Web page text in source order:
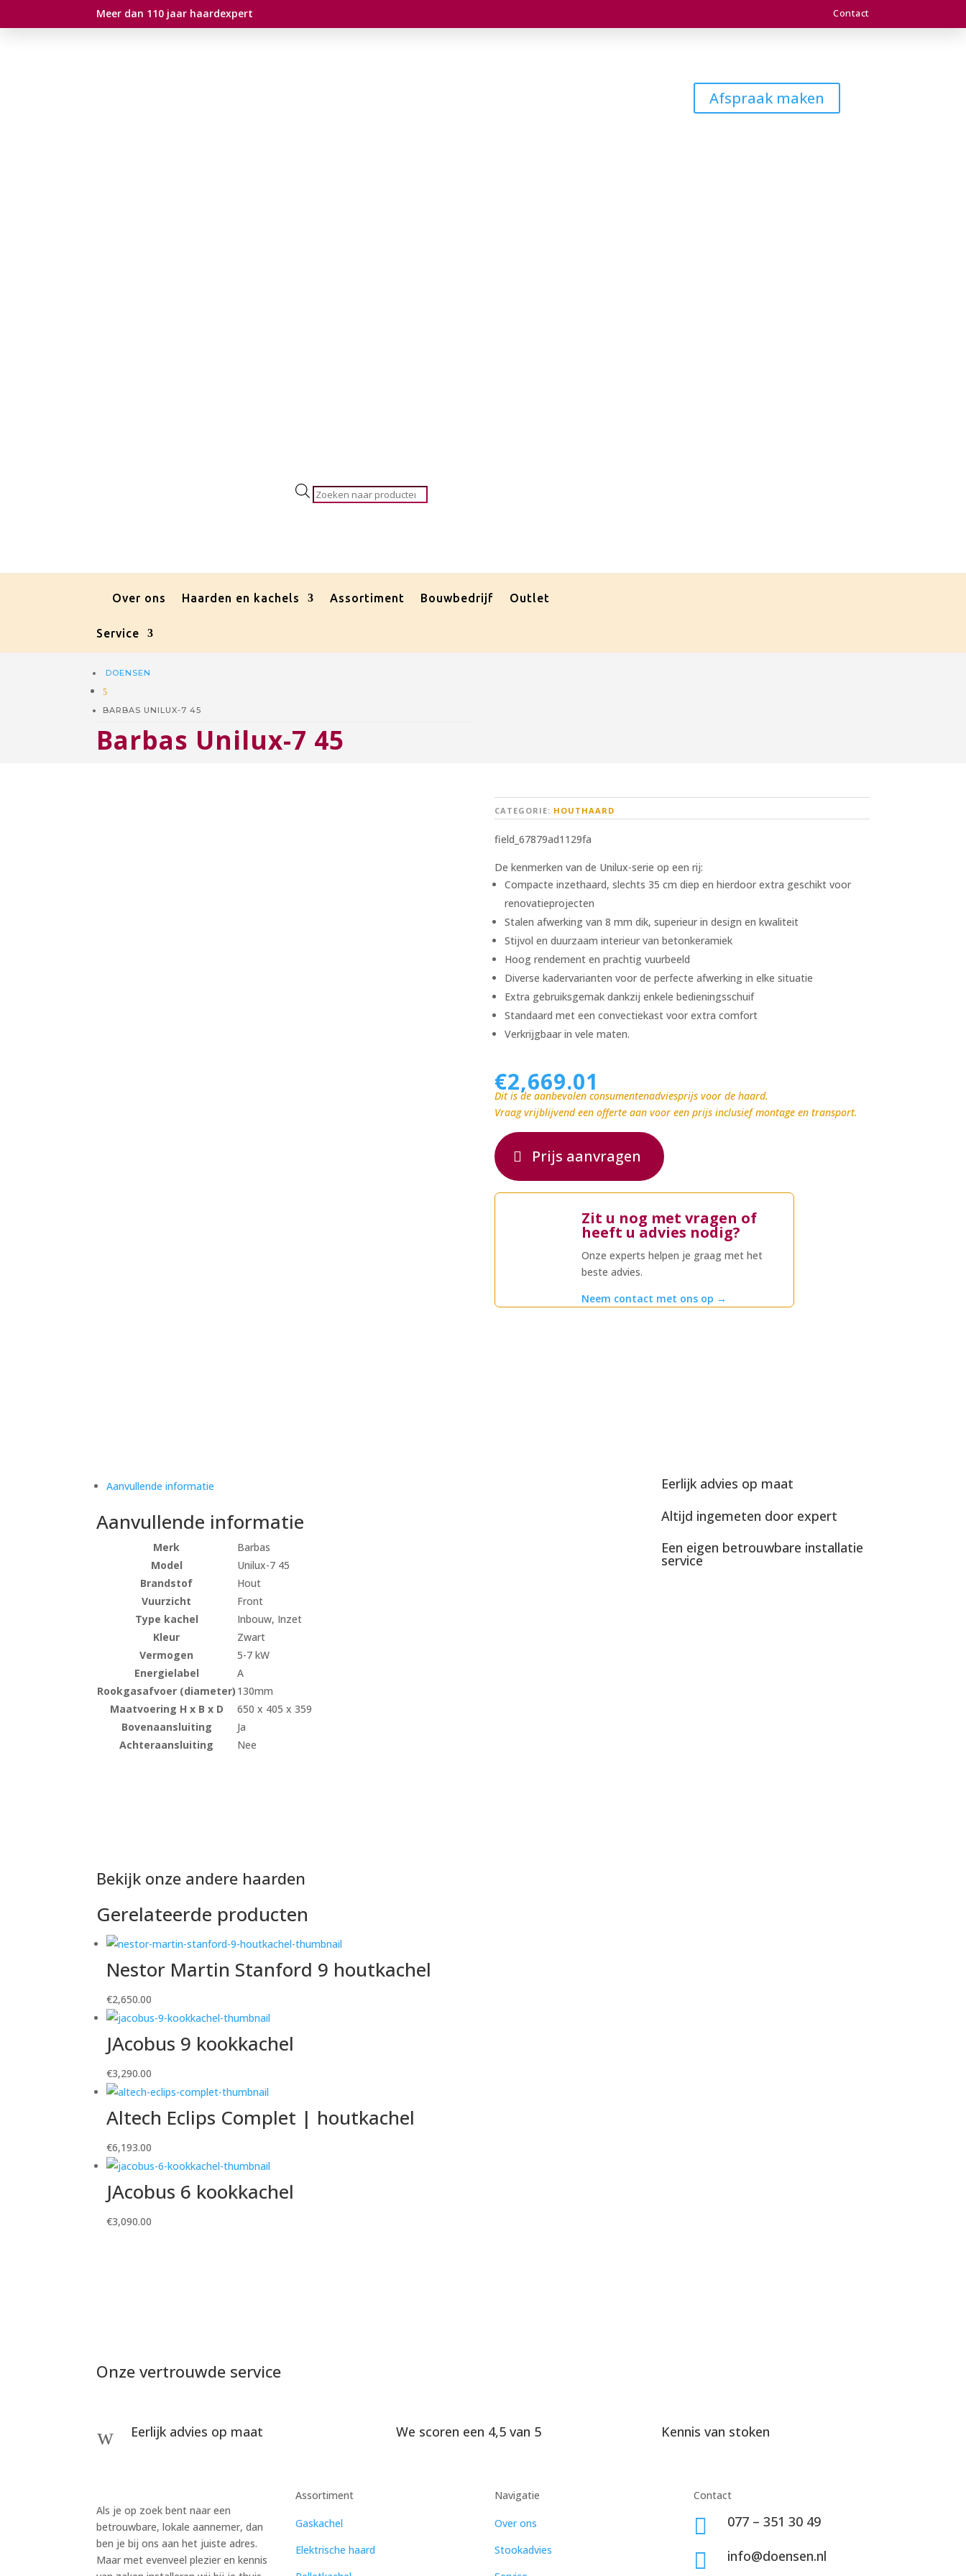
Meer dan 110 jaar haardexpert Contact
Producten
zoeken
Afspraak maken
Over ons Haarden en kachels Assortiment Bouwbedrijf Outlet
Service
DOENSEN
5
BARBAS UNILUX-7 45
Barbas Unilux-7 45
CATEGORIE: HOUTHAARD
field_67879ad1129fa
De kenmerken van de Unilux-serie op een rij:
Compacte inzethaard, slechts 35 cm diep en hierdoor extra geschikt voor
renovatieprojecten
Stalen afwerking van 8 mm dik, superieur in design en kwaliteit
Stijvol en duurzaam interieur van betonkeramiek
Hoog rendement en prachtig vuurbeeld
Diverse kadervarianten voor de perfecte afwerking in elke situatie
Extra gebruiksgemak dankzij enkele bedieningsschuif
Standaard met een convectiekast voor extra comfort
Verkrijgbaar in vele maten.
€2,669.01
Dit is de aanbevolen consumentenadviesprijs voor de haard.
Vraag vrijblijvend een offerte aan voor een prijs inclusief montage en transport.
Prijs aanvragen
Zit u nog met vragen of
heeft u advies nodig?
Onze experts helpen je graag met het
beste advies.
Neem contact met ons op →
Aanvullende informatie
Aanvullende informatie
Merk
Barbas
Model
Unilux-7 45
Brandstof
Hout
Vuurzicht
Front
Type kachel
Inbouw, Inzet
Kleur
Zwart
Vermogen
5-7 kW
Energielabel
A
Rookgasafvoer (diameter) 130mm
Maatvoering H x B x D
650 x 405 x 359
Bovenaansluiting
Ja
Achteraansluiting
Nee
Eerlijk advies op maat
Altijd ingemeten door expert
Een eigen betrouwbare installatie
service
Bekijk onze andere haarden
Gerelateerde producten
Nestor Martin Stanford 9 houtkachel
€2,650.00
JAcobus 9 kookkachel
€3,290.00
Altech Eclips Complet | houtkachel
€6,193.00
JAcobus 6 kookkachel
€3,090.00
Onze vertrouwde service
w Eerlijk advies op maat We scoren een 4,5 van 5 Kennis van stoken
Als je op zoek bent naar een
betrouwbare, lokale aannemer, dan
ben je bij ons aan het juiste adres.
Maar met evenveel plezier en kennis
Assortiment
Gaskachel
Elektrische haard
Navigatie
Over ons
Stookadvies
Contact
 077 – 351 30 49
 info@doensen.nl